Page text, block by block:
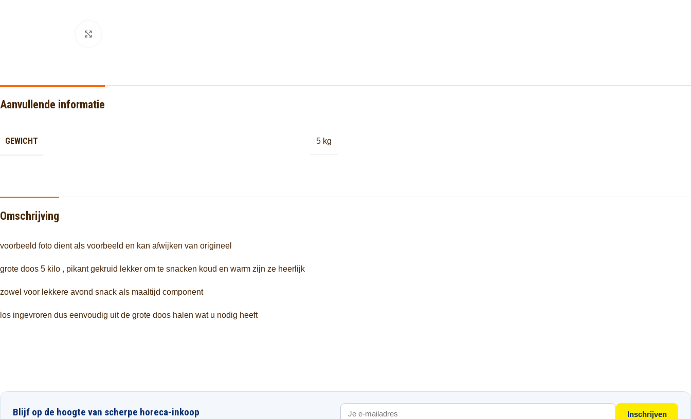
Aanvullende informatie
GEWICHT 5 kg
Omschrijving
voorbeeld foto dient als voorbeeld en kan afwijken van origineel
grote doos 5 kilo , pikant gekruid lekker om te snacken koud en warm zijn ze heerlijk
zowel voor lekkere avond snack als maaltijd component
los ingevroren dus eenvoudig uit de grote doos halen wat u nodig heeft
Blijf op de hoogte van scherpe horeca-inkoop Inschrijven